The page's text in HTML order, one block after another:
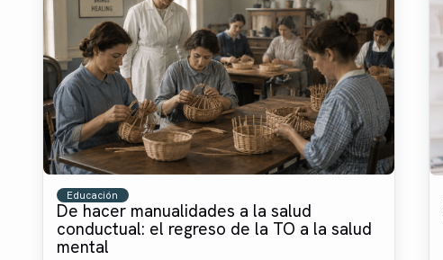
Educación
De hacer manualidades a la salud
conductual: el regreso de la TO a la salud
mental